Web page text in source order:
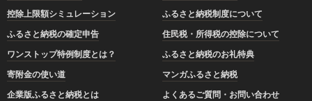
控除上限額シミュレーション
ふるさと納税制度について
ふるさと納税の確定申告
住民税・所得税の控除について
ワンストップ特例制度とは？
ふるさと納税のお礼特典
寄附金の使い道
マンガふるさと納税
企業版ふるさと納税とは
よくあるご質問・お問い合わせ